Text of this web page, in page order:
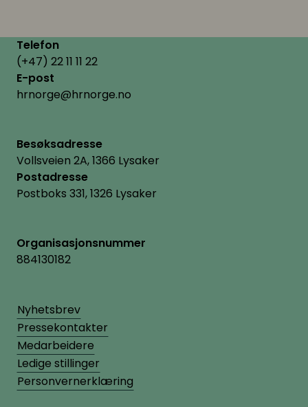
Telefon
(+47) 22 11 11 22
E-post
hrnorge@hrnorge.no
Besøksadresse
Vollsveien 2A, 1366 Lysaker
Postadresse
Postboks 331, 1326 Lysaker
Organisasjonsnummer
884130182
Nyhetsbrev
Pressekontakter
Medarbeidere
Ledige stillinger
Personvernerklæring